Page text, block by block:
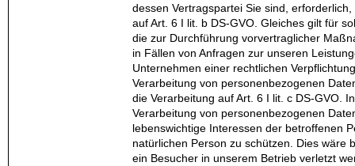
dessen Vertragspartei Sie sind,
auf Art. 6 I lit. b DS-GVO. Gleiches gilt für
die zur Durchführung vorvertraglicher
in Fällen von Anfragen zur unseren
Unternehmen einer rechtlichen
Verarbeitung von personenbezogenen
die Verarbeitung auf Art. 6 I lit. c DS-GVO.
Verarbeitung von personenbezogenen
lebenswichtige Interessen der betroffenen
natürlichen Person zu schützen. Dies wäre
ein Besucher in unserem Betrieb verletzt